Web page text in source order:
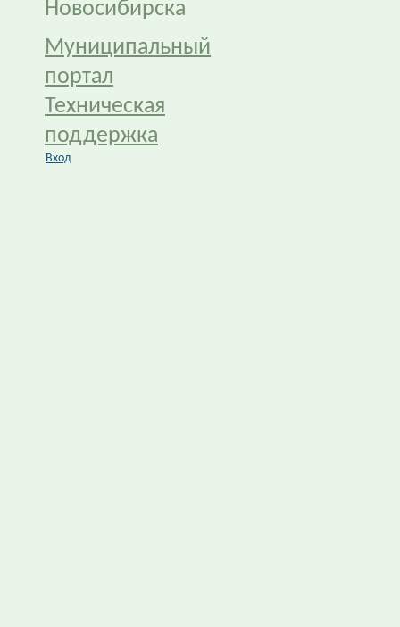
Новосибирска
Муниципальный
портал
Техническая
поддержка
Вход